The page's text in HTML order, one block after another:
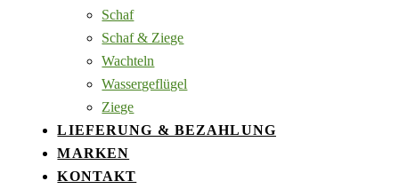
Schaf
Schaf & Ziege
Wachteln
Wassergeflügel
Ziege
LIEFERUNG & BEZAHLUNG
MARKEN
KONTAKT